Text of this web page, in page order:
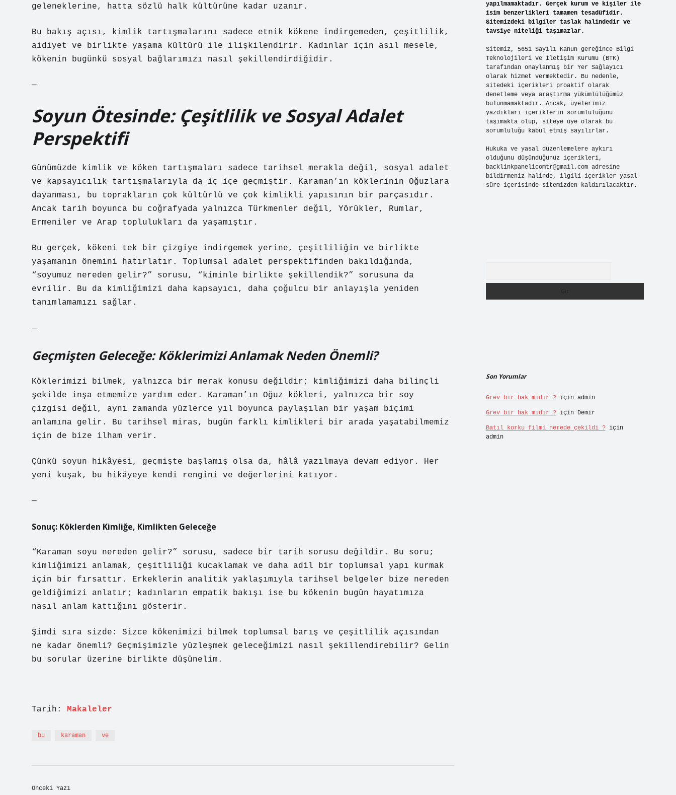
geleneklerine, hatta sözlü halk kültürüne kadar uzanır.
Bu bakış açısı, kimlik tartışmalarını sadece etnik kökene indirgemeden, çeşitlilik,
aidiyet ve birlikte yaşama kültürü ile ilişkilendirir. Kadınlar için asıl mesele,
kökenin bugünkü sosyal bağlarımızı nasıl şekillendirdiğidir.
—
Soyun Ötesinde: Çeşitlilik ve Sosyal Adalet
Perspektifi
Günümüzde kimlik ve köken tartışmaları sadece tarihsel merakla değil, sosyal adalet
ve kapsayıcılık tartışmalarıyla da iç içe geçmiştir. Karaman’ın köklerinin Oğuzlara
dayanması, bu toprakların çok kültürlü ve çok kimlikli yapısının bir parçasıdır.
Ancak tarih boyunca bu coğrafyada yalnızca Türkmenler değil, Yörükler, Rumlar,
Ermeniler ve Arap toplulukları da yaşamıştır.
Bu gerçek, kökeni tek bir çizgiye indirgemek yerine, çeşitliliğin ve birlikte
yaşamanın önemini hatırlatır. Toplumsal adalet perspektifinden bakıldığında,
“soyumuz nereden gelir?” sorusu, “kiminle birlikte şekillendik?” sorusuna da
evrilir. Bu da kimliğimizi daha kapsayıcı, daha çoğulcu bir anlayışla yeniden
tanımlamamızı sağlar.
—
Geçmişten Geleceğe: Köklerimizi Anlamak Neden Önemli?
Köklerimizi bilmek, yalnızca bir merak konusu değildir; kimliğimizi daha bilinçli
şekilde inşa etmemize yardım eder. Karaman’ın Oğuz kökleri, yalnızca bir soy
çizgisi değil, aynı zamanda yüzlerce yıl boyunca paylaşılan bir yaşam biçimi
anlamına gelir. Bu tarihsel miras, bugün farklı kimlikleri bir arada yaşatabilmemiz
için de bize ilham verir.
Çünkü soyun hikâyesi, geçmişte başlamış olsa da, hâlâ yazılmaya devam ediyor. Her
yeni kuşak, bu hikâyeye kendi rengini ve değerlerini katıyor.
—
Sonuç: Köklerden Kimliğe, Kimlikten Geleceğe
“Karaman soyu nereden gelir?” sorusu, sadece bir tarih sorusu değildir. Bu soru;
kimliğimizi anlamak, çeşitliliği kucaklamak ve daha adil bir toplumsal yapı kurmak
için bir fırsattır. Erkeklerin analitik yaklaşımıyla tarihsel belgeler bize nereden
geldiğimizi anlatır; kadınların empatik bakışı ise bu kökenin bugün hayatımıza
nasıl anlam kattığını gösterir.
Şimdi sıra sizde: Sizce kökenimizi bilmek toplumsal barış ve çeşitlilik açısından
ne kadar önemli? Geçmişimizle yüzleşmek geleceğimizi nasıl şekillendirebilir? Gelin
bu sorular üzerine birlikte düşünelim.
Tarih: Makaleler
bu karaman ve
Önceki Yazı
yapılmamaktadır. Gerçek kurum ve kişiler ile
isim benzerlikleri tamamen tesadüfidir.
Sitemizdeki bilgiler taslak halindedir ve
tavsiye niteliği taşımazlar.
Sitemiz, 5651 Sayılı Kanun gereğince Bilgi
Teknolojileri ve İletişim Kurumu (BTK)
tarafından onaylanmış bir Yer Sağlayıcı
olarak hizmet vermektedir. Bu nedenle,
sitedeki içerikleri proaktif olarak
denetleme veya araştırma yükümlülüğümüz
bulunmamaktadır. Ancak, üyelerimiz
yazdıkları içeriklerin sorumluluğunu
taşımakta olup, siteye üye olarak bu
sorumluluğu kabul etmiş sayılırlar.
Hukuka ve yasal düzenlemelere aykırı
olduğunu düşündüğünüz içerikleri,
backlinkpanelicomtr@gmail.comadresine
bildirmeniz halinde, ilgili içerikler yasal
süre içerisinde sitemizden kaldırılacaktır.
Son Yorumlar
Grev bir hak mıdır ?için admin
Grev bir hak mıdır ?için Demir
Batıl korku filmi nerede çekildi ?için
admin